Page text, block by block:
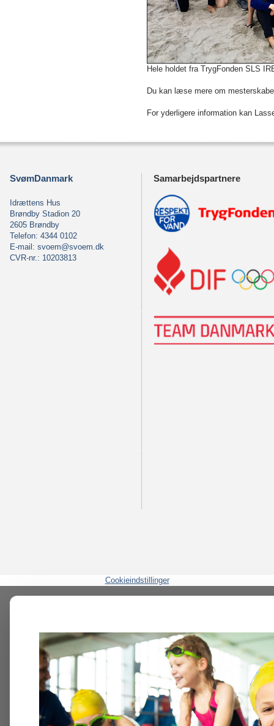
Hele holdet fra TrygFonden SLS
Du kan læse mere om
For yderligere information kan
SvømDanmark
Idrættens Hus
Brøndby Stadion 20
2605 Brøndby
Telefon: 4344 0102
E-mail: svoem@svoem.dk
CVR-nr.: 10203813
Samarbejdspartnere
Cookieindstillinger